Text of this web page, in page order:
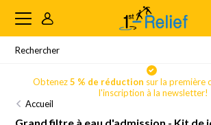
Obtenez5 % de réduction sur la première
l'inscription à la newsletter!
Accueil